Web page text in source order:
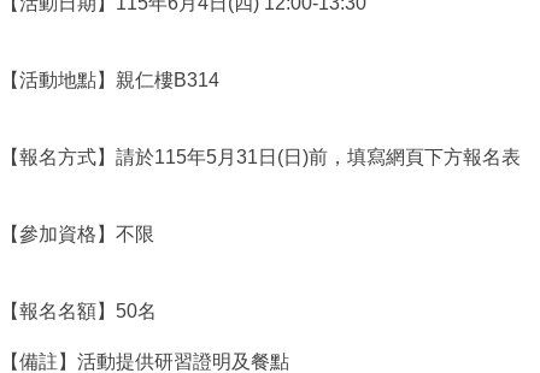
【活動地點】親仁樓B314
【報名方式】請於115年5月31日(日)前，填寫網頁下方報名表
【參加資格】不限
【報名名額】50名
【備註】活動提供研習證明及餐點